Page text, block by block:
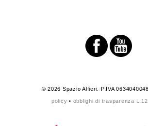
© 2026 Spazio Alfieri. P.IVA
policy • obblighi di trasparenza